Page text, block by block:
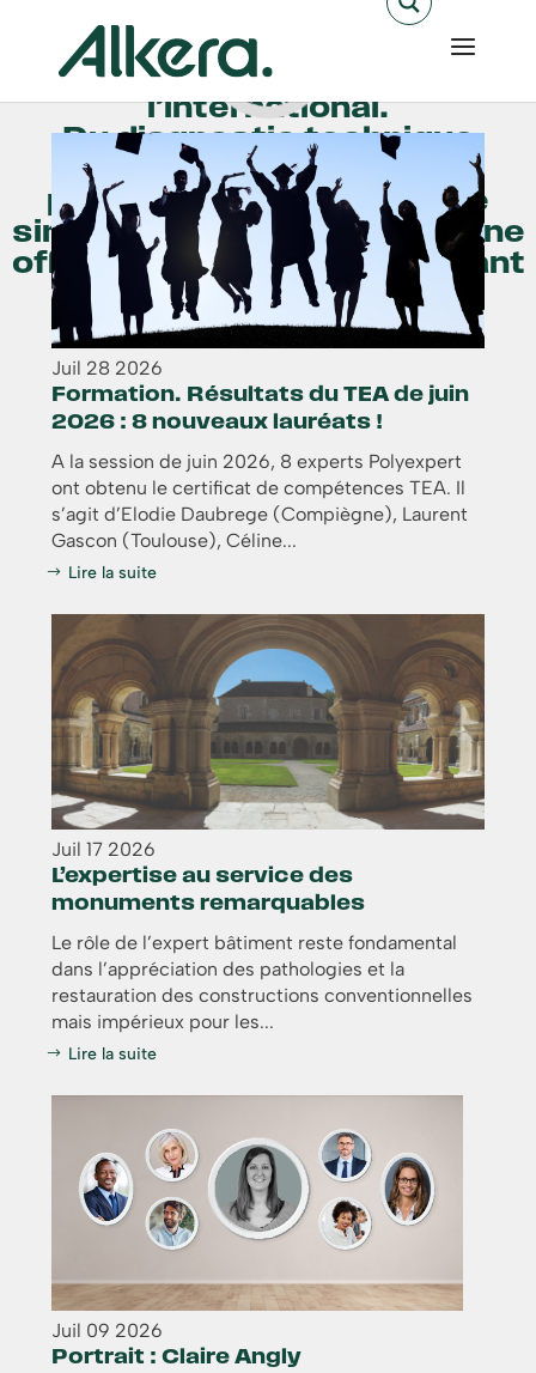
reconnue sur l’ensemble de la
chaîne des risques et des
sinistres en France et à
l’international.
Du diagnostic technique
jusqu’à la réparation en
passant par l’expertise de
sinistres, nous proposons une
offre complète avant, pendant
et après sinistre.
Nos dernières actualités
Juil 28 2026
Formation. Résultats du TEA de juin
2026 : 8 nouveaux lauréats !
A la session de juin 2026, 8 experts Polyexpert
ont obtenu le certificat de compétences TEA. Il
s’agit d’Elodie Daubrege (Compiègne), Laurent
Gascon (Toulouse), Céline...
Lire la suite
Juil 17 2026
L’expertise au service des
monuments remarquables
Le rôle de l’expert bâtiment reste fondamental
dans l’appréciation des pathologies et la
restauration des constructions conventionnelles
mais impérieux pour les...
Lire la suite
Juil 09 2026
Portrait : Claire Angly